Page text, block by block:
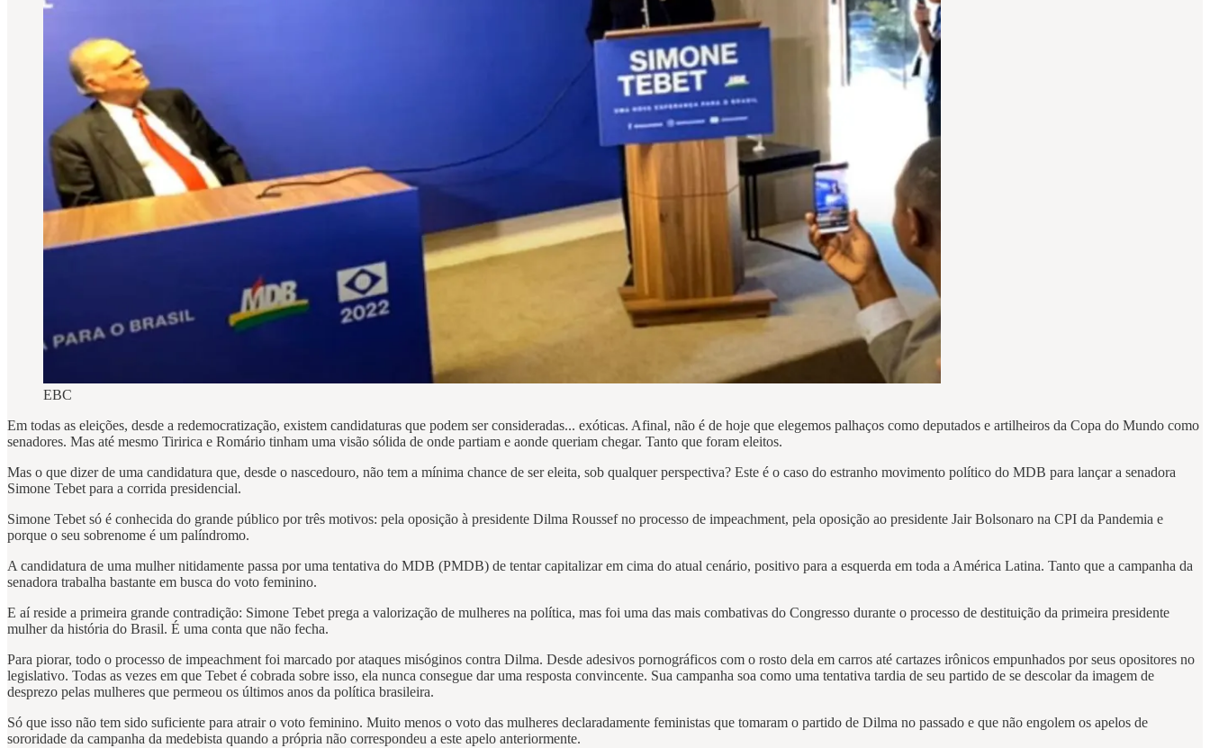
EBC
Em todas as eleições, desde a redemocratização, existem candidaturas que podem ser consideradas... exóticas. Afinal, não é de hoje que elegemos palhaços como deputados e artilheiros da Copa do Mundo como
senadores. Mas até mesmo Tiririca e Romário tinham uma visão sólida de onde partiam e aonde queriam chegar. Tanto que foram eleitos.
Mas o que dizer de uma candidatura que, desde o nascedouro, não tem a mínima chance de ser eleita, sob qualquer perspectiva? Este é o caso do estranho movimento político do MDB para lançar a senadora
Simone Tebet para a corrida presidencial.
Simone Tebet só é conhecida do grande público por três motivos: pela oposição à presidente Dilma Roussef no processo de impeachment, pela oposição ao presidente Jair Bolsonaro na CPI da Pandemia e
porque o seu sobrenome é um palíndromo.
A candidatura de uma mulher nitidamente passa por uma tentativa do MDB (PMDB) de tentar capitalizar em cima do atual cenário, positivo para a esquerda em toda a América Latina. Tanto que a campanha da
senadora trabalha bastante em busca do voto feminino.
E aí reside a primeira grande contradição: Simone Tebet prega a valorização de mulheres na política, mas foi uma das mais combativas do Congresso durante o processo de destituição da primeira presidente
mulher da história do Brasil. É uma conta que não fecha.
Para piorar, todo o processo de impeachment foi marcado por ataques misóginos contra Dilma. Desde adesivos pornográficos com o rosto dela em carros até cartazes irônicos empunhados por seus opositores no
legislativo. Todas as vezes em que Tebet é cobrada sobre isso, ela nunca consegue dar uma resposta convincente. Sua campanha soa como uma tentativa tardia de seu partido de se descolar da imagem de
desprezo pelas mulheres que permeou os últimos anos da política brasileira.
Só que isso não tem sido suficiente para atrair o voto feminino. Muito menos o voto das mulheres declaradamente feministas que tomaram o partido de Dilma no passado e que não engolem os apelos de
sororidade da campanha da medebista quando a própria não correspondeu a este apelo anteriormente.